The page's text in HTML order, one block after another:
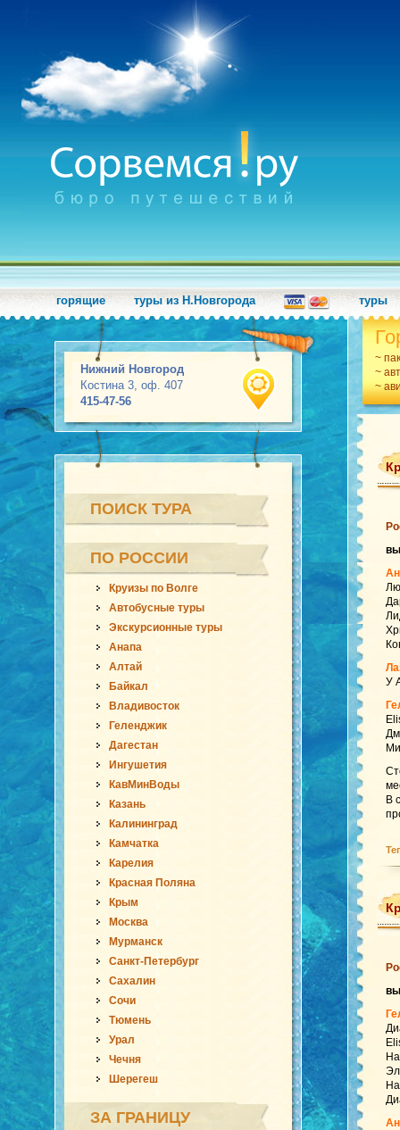
горящие туры из Н.Новгорода туры
Нижний Новгород
Костина 3, оф. 407
415-47-56
~
~
~
ПОИСК ТУРА
ПО РОССИИ
Круизы по Волге
Автобусные туры
Экскурсионные туры
Анапа
Алтай
Байкал
Владивосток
Геленджик
Дагестан
Ингушетия
КавМинВоды
Казань
Калининград
Камчатка
Карелия
Красная Поляна
Крым
Москва
Мурманск
Санкт-Петербург
Сахалин
Сочи
Тюмень
Урал
Чечня
Шерегеш
ЗА ГРАНИЦУ
У
В